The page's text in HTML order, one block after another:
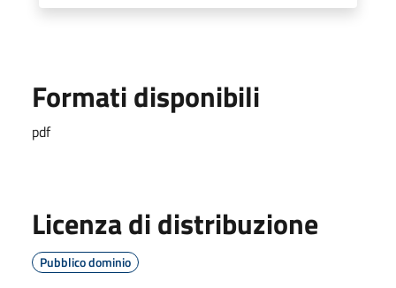
Formati disponibili
pdf
Licenza di distribuzione
Pubblico dominio